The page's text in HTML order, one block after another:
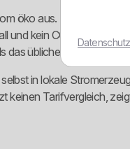
öko aus. Dieses
und kein CO2
das übliche
in lokale
keinen Tarifvergleich,
Datenschutz